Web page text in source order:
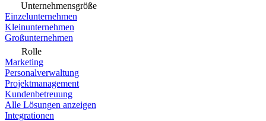
Unternehmensgröße
Einzelunternehmen
Kleinunternehmen
Großunternehmen
Rolle
Marketing
Personalverwaltung
Projektmanagement
Kundenbetreuung
Alle Lösungen anzeigen
Integrationen